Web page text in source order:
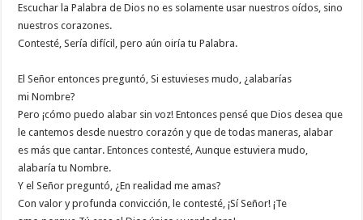
Escuchar la Palabra de Dios no es solamente usar nuestros oídos, sino
nuestros corazones.
Contesté, Sería difícil, pero aún oiría tu Palabra.
El Señor entonces preguntó, Si estuvieses mudo, ¿alabarías
mi Nombre?
Pero ¡cómo puedo alabar sin voz! Entonces pensé que Dios desea que
le cantemos desde nuestro corazón y que de todas maneras, alabar
es más que cantar. Entonces contesté, Aunque estuviera mudo,
alabaría tu Nombre.
Y el Señor preguntó, ¿En realidad me amas?
Con valor y profunda convicción, le contesté, ¡Sí Señor! ¡Te